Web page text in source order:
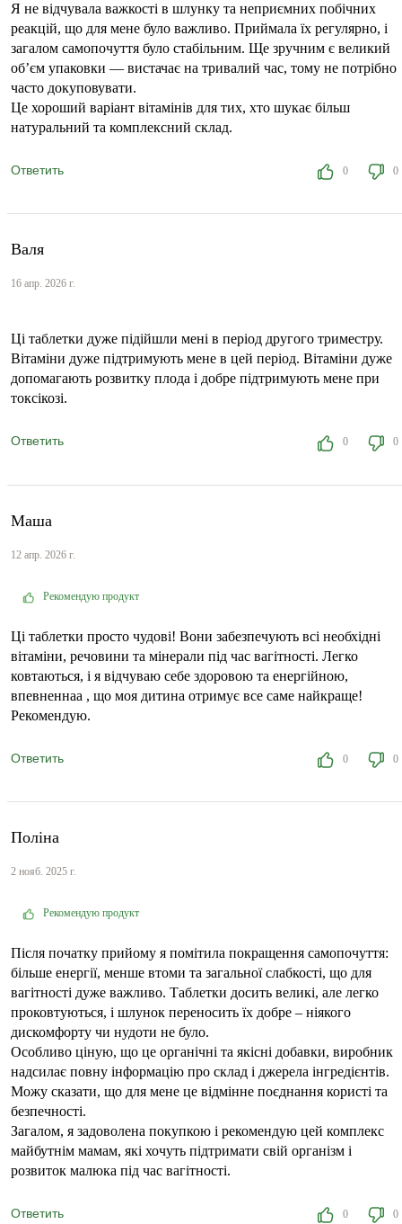
Я не відчувала важкості в шлунку та неприємних побічних
реакцій, що для мене було важливо. Приймала їх регулярно, і
загалом самопочуття було стабільним. Ще зручним є великий
об’єм упаковки — вистачає на тривалий час, тому не потрібно
часто докуповувати.
Це хороший варіант вітамінів для тих, хто шукає більш
натуральний та комплексний склад.
Ответить 0 0
Валя
16 апр. 2026 г.
Ці таблетки дуже підійшли мені в період другого триместру.
Вітаміни дуже підтримують мене в цей період. Вітаміни дуже
допомагають розвитку плода і добре підтримують мене при
токсікозі.
Ответить 0 0
Маша
12 апр. 2026 г.
Рекомендую продукт
Ці таблетки просто чудові! Вони забезпечують всі необхідні
вітаміни, речовини та мінерали під час вагітності. Легко
ковтаються, і я відчуваю себе здоровою та енергійною,
впевненнаа , що моя дитина отримує все саме найкраще!
Рекомендую.
Ответить 0 0
Поліна
2 нояб. 2025 г.
Рекомендую продукт
Після початку прийому я помітила покращення самопочуття:
більше енергії, менше втоми та загальної слабкості, що для
вагітності дуже важливо. Таблетки досить великі, але легко
проковтуються, і шлунок переносить їх добре – ніякого
дискомфорту чи нудоти не було.
Особливо ціную, що це органічні та якісні добавки, виробник
надсилає повну інформацію про склад і джерела інгредієнтів.
Можу сказати, що для мене це відмінне поєднання користі та
безпечності.
Загалом, я задоволена покупкою і рекомендую цей комплекс
майбутнім мамам, які хочуть підтримати свій організм і
розвиток малюка під час вагітності.
Ответить 0 0